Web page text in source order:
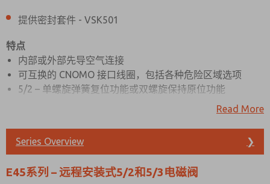
提供密封套件 - VSK501
特点
内部或外部先导空气连接
可互换的 CNOMO 接口线圈，包括各种危险区域选项
5/2 – 单螺旋弹簧复位功能或双螺旋保持原位功能
标准安装先导排气防尘盖
支持 SIL 2（在 HFT=0 时断电跳闸） 支持 SIL 3（在
Read More
Series Overview ❯
E45系列 – 远程安装式5/2和5/3电磁阀
首选联系方式？